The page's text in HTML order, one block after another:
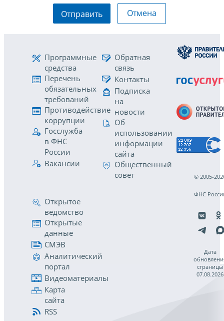
Отправить Отмена
Программные
средства
Перечень
обязательных
требований
Противодействие
коррупции
Госслужба
в ФНС
России
Вакансии
Обратная
связь
Контакты
Подписка
на
новости
Об
использовании
информации
сайта
Общественный
совет
Открытое
ведомство
Открытые
данные
СМЭВ
Аналитический
портал
Видеоматериалы
Карта
сайта
RSS
© 2005-
ФНС
Дата
страницы
07.08.2026